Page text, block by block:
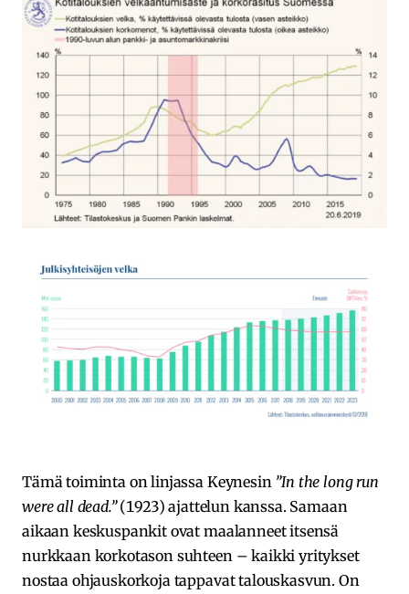
Tämä toiminta on linjassa Keynesin ”In the long run
were all dead.”(1923) ajattelun kanssa. Samaan
aikaan keskuspankit ovat maalanneet itsensä
nurkkaan korkotason suhteen – kaikki yritykset
nostaa ohjauskorkoja tappavat talouskasvun. On